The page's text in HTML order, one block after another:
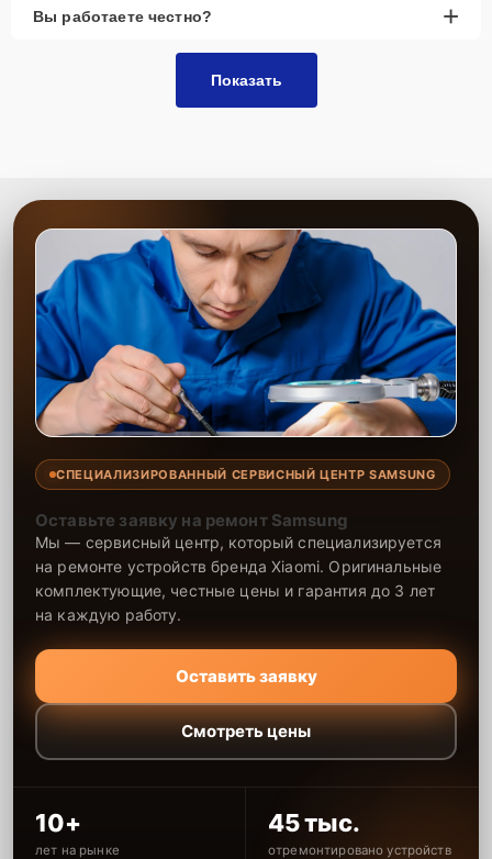
Вы работаете честно? +
Показать
СПЕЦИАЛИЗИРОВАННЫЙ СЕРВИСНЫЙ ЦЕНТР SAMSUNG
Оставьте заявку на ремонт Samsung
Мы — сервисный центр, который специализируется
на ремонте устройств бренда Xiaomi. Оригинальные
комплектующие, честные цены и гарантия до 3 лет
на каждую работу.
Оставить заявку
Смотреть цены
10+
лет на рынке
45 тыс.
отремонтировано устройств